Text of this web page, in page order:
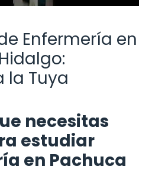
Enfermería en
la Tuya
necesitas
estudiar
en Pachuca